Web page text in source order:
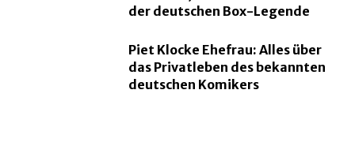
der deutschen Box-Legende
Piet Klocke Ehefrau: Alles über
das Privatleben des bekannten
deutschen Komikers